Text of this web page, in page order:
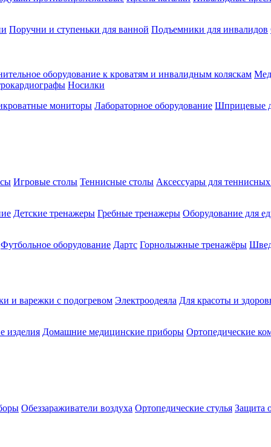
Поручни и ступеньки для ванной Подъемники для инвалидов
оборудование к кроватям и инвалидным коляскам
Носилки
мониторы Лабораторное оборудование Шприцевые
Игровые столы Теннисные столы Аксессуары для
Детские тренажеры Гребные тренажеры Оборудование для
Футбольное оборудование Дартс Горнолыжные тренажёры
и варежки с подогревом Электроодеяла Для красоты и
изделия Домашние медицинские приборы Ортопедические
Обеззараживатели воздуха Ортопедические стулья Защита